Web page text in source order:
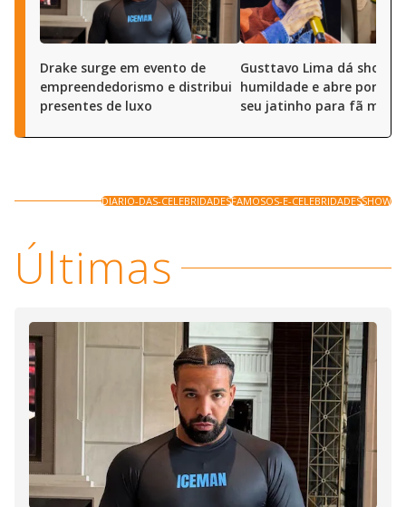
Drake surge em evento de
empreendedorismo e distribui
presentes de luxo
Gusttavo Lima dá show
humildade e abre portas
seu jatinho para fã mirim
DIARIO-DAS-CELEBRIDADESFAMOSOS-E-CELEBRIDADESSHOW
Últimas